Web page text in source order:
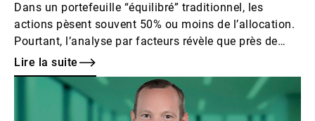
Dans un portefeuille “équilibré” traditionnel, les
actions pèsent souvent 50% ou moins de l’allocation.
Pourtant, l’analyse par facteurs révèle que près de
80% du risque vient du facteur actions.
Lire la suite
la